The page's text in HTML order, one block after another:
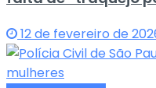
12 de fevereiro de